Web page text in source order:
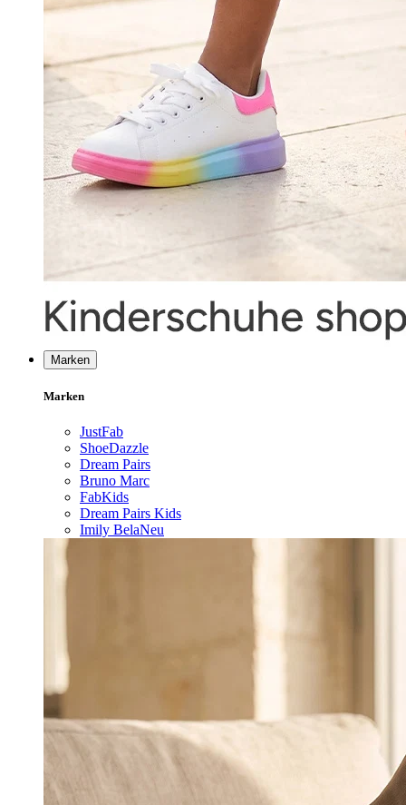
Marken
Marken
JustFab
ShoeDazzle
Dream Pairs
Bruno Marc
FabKids
Dream Pairs Kids
Imily BelaNeu